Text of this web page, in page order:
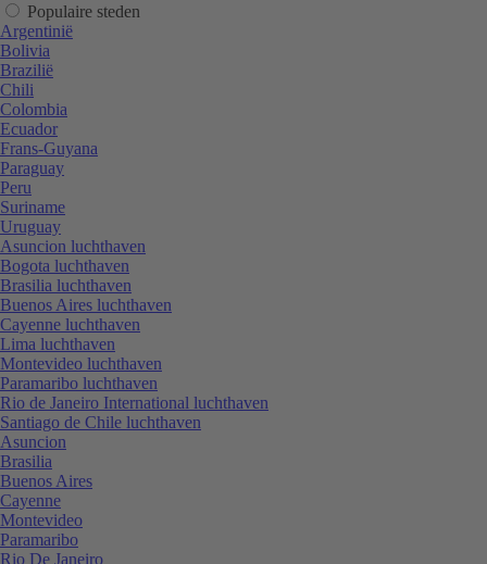
Populaire steden
Argentinië
Bolivia
Brazilië
Chili
Colombia
Ecuador
Frans-Guyana
Paraguay
Peru
Suriname
Uruguay
Asuncion luchthaven
Bogota luchthaven
Brasilia luchthaven
Buenos Aires luchthaven
Cayenne luchthaven
Lima luchthaven
Montevideo luchthaven
Paramaribo luchthaven
Rio de Janeiro International luchthaven
Santiago de Chile luchthaven
Asuncion
Brasilia
Buenos Aires
Cayenne
Montevideo
Paramaribo
Rio De Janeiro